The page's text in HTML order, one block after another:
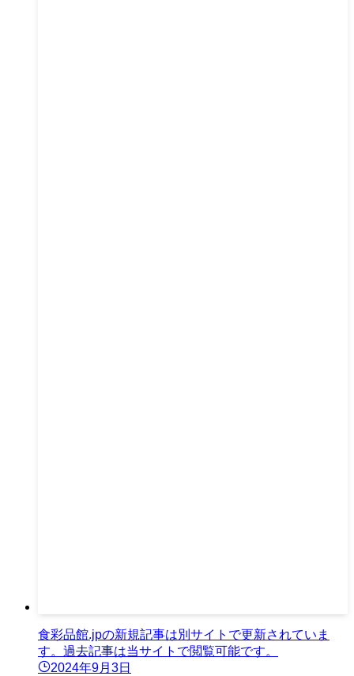
食彩品館.jpの新規記事は別サイトで更新されていま
す。過去記事は当サイトで閲覧可能です。
2024年9月3日